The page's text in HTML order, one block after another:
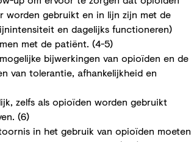
worden gebruikt en in lijn zijn met de
en dagelijks functioneren)
met de patiënt. (4-5)
bijwerkingen van opioïden en de
van tolerantie, afhankelijkheid en
zelfs als opioïden worden gebruikt
(6)
in het gebruik van opioïden moeten